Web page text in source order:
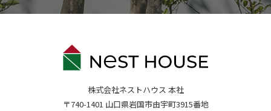
リフォームのお問い合わせ
株式会社ネストハウス 本社
〒740-1401 山口県岩国市由宇町3915番地